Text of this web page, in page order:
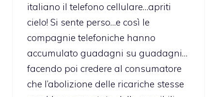
italiano il telefono cellulare…apriti
cielo! Si sente perso…e così le
compagnie telefoniche hanno
accumulato guadagni su guadagni…
facendo poi credere al consumatore
che l’abolizione delle ricariche stesse